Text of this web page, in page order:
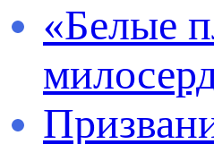
«Белые